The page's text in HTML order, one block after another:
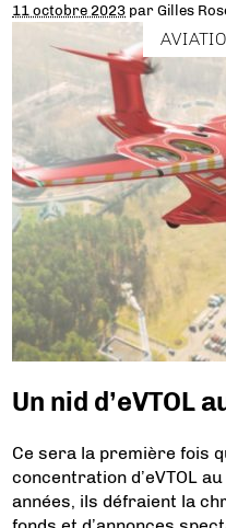
11 octobre 2023 parGilles
Un nid d’eVTOL
Ce sera la première fois
concentration d’eVTOL
années, ils défraient la